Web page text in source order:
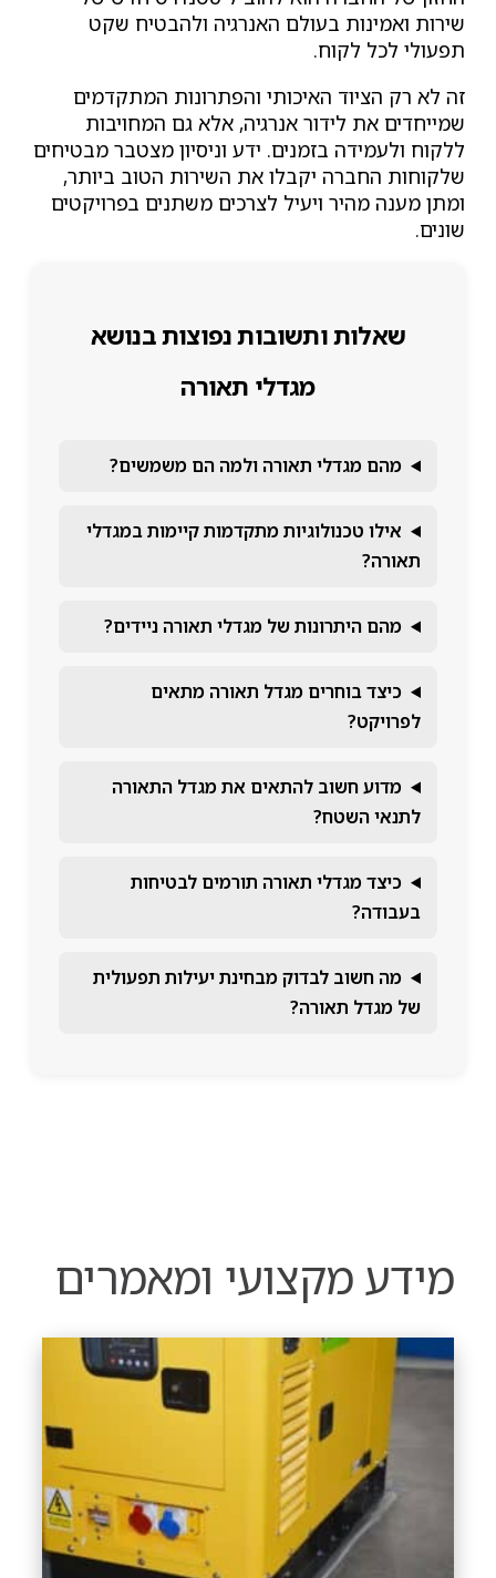
שירות ואמינות בעולם האנרגיה ולהבטיח שקט
תפעולי לכל לקוח.
זה לא רק הציוד האיכותי והפתרונות המתקדמים
שמייחדים את לידור אנרגיה, אלא גם המחויבות
ללקוח ולעמידה בזמנים. ידע וניסיון מצטבר מבטיחים
שלקוחות החברה יקבלו את השירות הטוב ביותר,
ומתן מענה מהיר ויעיל לצרכים משתנים בפרויקטים
שונים.
שאלות ותשובות נפוצות בנושא
מגדלי תאורה
מהם מגדלי תאורה ולמה הם משמשים?
אילו טכנולוגיות מתקדמות קיימות במגדלי
תאורה?
מהם היתרונות של מגדלי תאורה ניידים?
כיצד בוחרים מגדל תאורה מתאים
לפרויקט?
מדוע חשוב להתאים את מגדל התאורה
לתנאי השטח?
כיצד מגדלי תאורה תורמים לבטיחות
בעבודה?
מה חשוב לבדוק מבחינת יעילות תפעולית
של מגדל תאורה?
מידע מקצועי ומאמרים